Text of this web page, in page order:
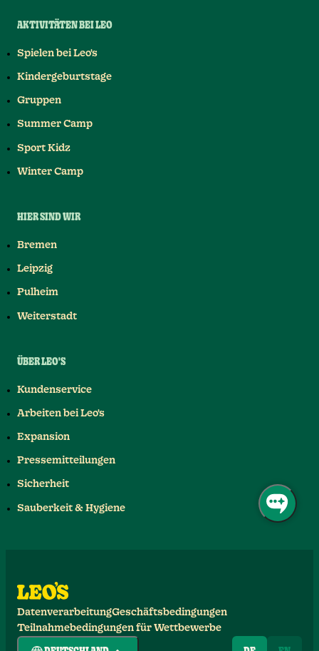
AKTIVITÄTEN BEI LEO
Spielen bei Leo's
Kindergeburtstage
Gruppen
Summer Camp
Sport Kidz
Winter Camp
HIER SIND WIR
Bremen
Leipzig
Pulheim
Weiterstadt
ÜBER LEO'S
Kundenservice
Arbeiten bei Leo's
Expansion
Pressemitteilungen
Sicherheit
Sauberkeit & Hygiene
DatenverarbeitungGeschäftsbedingungen
Teilnahmebedingungen für Wettbewerbe